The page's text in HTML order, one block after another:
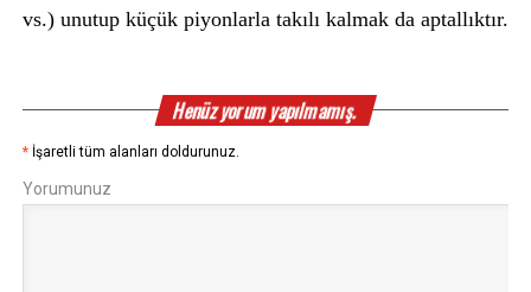
vs.) unutup küçük piyonlarla takılı kalmak da aptallıktır.
Henüz yorum yapılmamış.
* İşaretli tüm alanları doldurunuz.
Yorumunuz